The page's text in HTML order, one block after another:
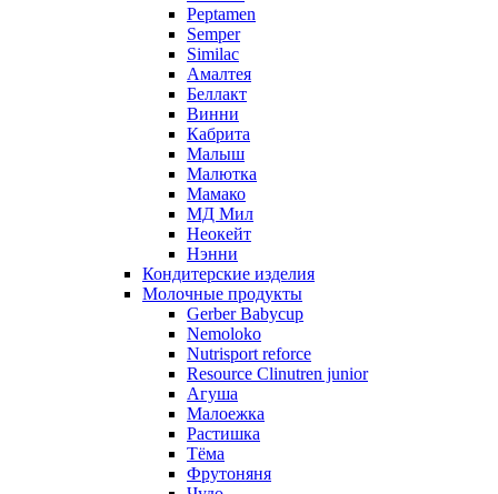
Peptamen
Semper
Similac
Амалтея
Беллакт
Винни
Кабрита
Малыш
Малютка
Мамако
МД Мил
Неокейт
Нэнни
Кондитерские изделия
Молочные продукты
Gerber Babycup
Nemoloko
Nutrisport reforce
Resource Clinutren junior
Агуша
Малоежка
Растишка
Тёма
Фрутоняня